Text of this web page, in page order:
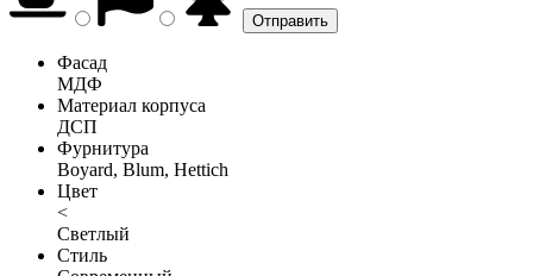
Фасад
МДФ
Материал корпуса
ДСП
Фурнитура
Boyard, Blum, Hettich
Цвет
<
Светлый
Стиль